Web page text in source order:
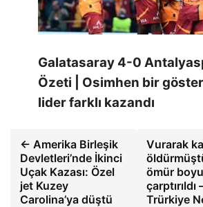
Galatasaray 4-0
Özeti | Osimhen bir
lider farklı kazandı
← Amerika Birleşik
Devletleri’nde İkinci
Uçak Kazası: Özel
jet Kuzey
Carolina’ya düştü
Vurarak
ömür
Trürkiye